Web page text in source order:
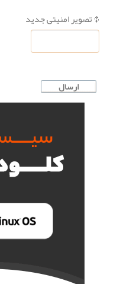
تصویر امنیتی جدید
ارسال